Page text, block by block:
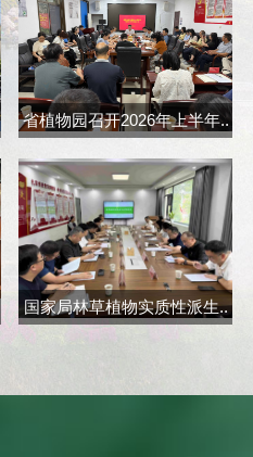
省植物园召开2026年上半年..
国家局林草植物实质性派生..